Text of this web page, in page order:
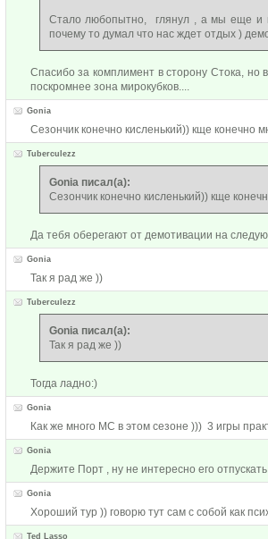
Стало любопытно, глянул , а мы еще и
почему то думал что нас ждет отдых )
Спасибо за комплимент в сторону Стока, но
поскромнее зона мирокубков....
Gonia
Сезончик конечно кисленький)) кще конечно
Tuberculezz
Gonia писал(а):
Сезончик конечно кисленький)) кще
Да тебя оберегают от демотивации на
Gonia
Так я рад же ))
Tuberculezz
Gonia писал(а):
Так я рад же ))
Тогда ладно:)
Gonia
Как же много МС в этом сезоне ))) 3 игры
Gonia
Держите Порт , ну не интересно его
Gonia
Хороший тур )) говорю тут сам с собой как
Ted Lasso